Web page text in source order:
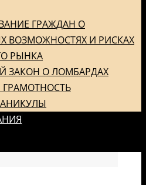
ГРАЖДАН О
ВОЗМОЖНОСТЯХ И РИСКАХ
РЫНКА
ЗАКОН О ЛОМБАРДАХ